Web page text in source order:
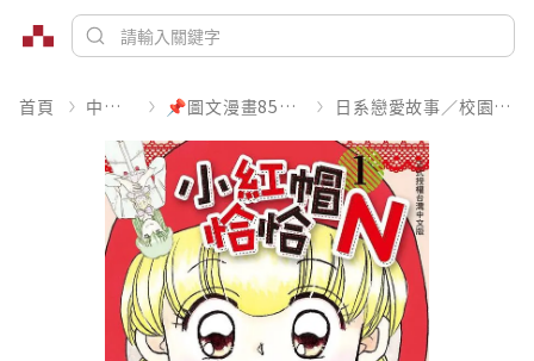
首頁 中文書 📌圖文漫畫85折起 日系戀愛故事／校園青春